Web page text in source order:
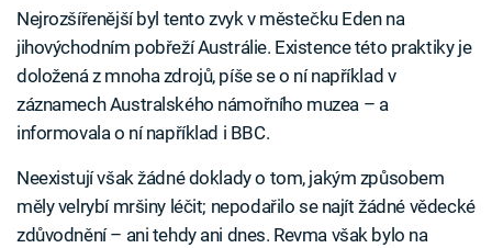
Nejrozšířenější byl tento zvyk v městečku Eden na
jihovýchodním pobřeží Austrálie. Existence této praktiky je
doložená z mnoha zdrojů, píše se o ní například v
záznamech Australského námořního muzea – a
informovala o ní například i BBC.
Neexistují však žádné doklady o tom, jakým způsobem
měly velrybí mršiny léčit; nepodařilo se najít žádné vědecké
zdůvodnění – ani tehdy ani dnes. Revma však bylo na